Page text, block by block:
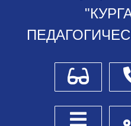
Для
Боковое